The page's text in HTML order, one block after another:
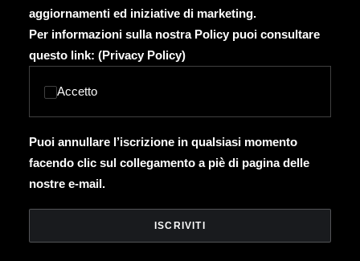
aggiornamenti ed iniziative di marketing.
Per informazioni sulla nostra Policy puoi consultare
questo link: (Privacy Policy)
Accetto
Puoi annullare l’iscrizione in qualsiasi momento
facendo clic sul collegamento a piè di pagina delle
nostre e-mail.